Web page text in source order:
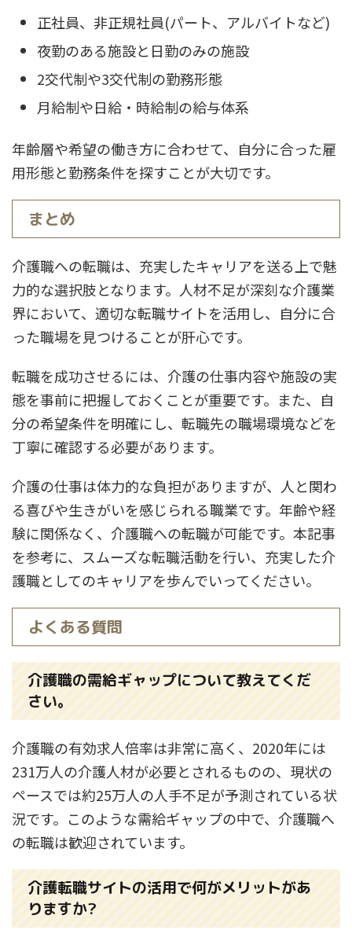
正社員、非正規社員(パート、アルバイトなど)
夜勤のある施設と日勤のみの施設
2交代制や3交代制の勤務形態
月給制や日給・時給制の給与体系
年齢層や希望の働き方に合わせて、自分に合った雇
用形態と勤務条件を探すことが大切です。
まとめ
介護職への転職は、充実したキャリアを送る上で魅
力的な選択肢となります。人材不足が深刻な介護業
界において、適切な転職サイトを活用し、自分に合
った職場を見つけることが肝心です。
転職を成功させるには、介護の仕事内容や施設の実
態を事前に把握しておくことが重要です。また、自
分の希望条件を明確にし、転職先の職場環境などを
丁寧に確認する必要があります。
介護の仕事は体力的な負担がありますが、人と関わ
る喜びや生きがいを感じられる職業です。年齢や経
験に関係なく、介護職への転職が可能です。本記事
を参考に、スムーズな転職活動を行い、充実した介
護職としてのキャリアを歩んでいってください。
よくある質問
介護職の需給ギャップについて教えてくだ
さい。
介護職の有効求人倍率は非常に高く、2020年には
231万人の介護人材が必要とされるものの、現状の
ペースでは約25万人の人手不足が予測されている状
況です。このような需給ギャップの中で、介護職へ
の転職は歓迎されています。
介護転職サイトの活用で何がメリットがあ
りますか?